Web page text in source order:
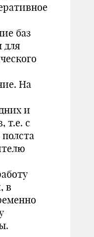
баз
для
На
и
т.е. с
в